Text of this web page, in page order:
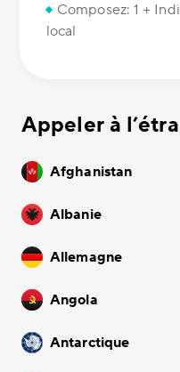
Composez: 1 +
local
Appeler à
Afghanistan
Albanie
Allemagne
Angola
Antarctique